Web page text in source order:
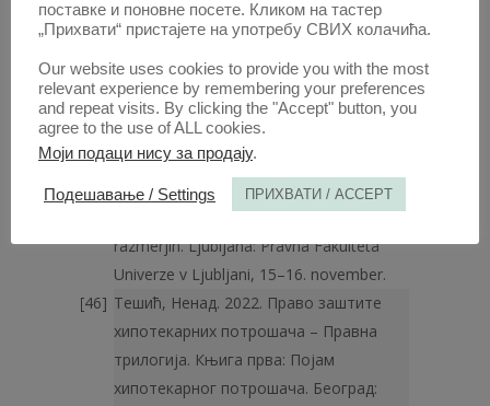
тумачењу појма „прелаз потражи­
Tešić, Nenad. 2018. Promena subjekata
uz očuvanje identiteta obligacije: slučaj
Srbija – Evropska matrica i nasleđe
profesora Konstantinovića. 347–386.
Razvojne tendence v obligacijskem pravu:
ob 40-letnici zakona o obligacijskih
razmerjih. Ljubljana: Pravna Fakulteta
Univerze v Ljubljani, 15–16. november.
Тешић, Ненад. 2022. Право заштите
хипотекарних потрошача – Правна
трилогија. Књига прва: Појам
хипотекарног потрошача. Београд:
поставке и поновне посете. Кликом на тастер
„Прихвати“ пристајете на употребу СВИХ колачића.
Our website uses cookies to provide you with the most
relevant experience by remembering your preferences
and repeat visits. By clicking the "Accept" button, you
agree to the use of ALL cookies.
Моји подаци нису за продају.
Подешавање / Settings ПРИХВАТИ / ACCEPT